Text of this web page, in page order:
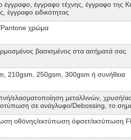
έγγραφο, έγγραφο τέχνης, έγγραφο της
έγγραφο ειδικότητας
χρώμα
βασισμένος στα αιτήματά σας
210gsm, 250gsm, 300gsm ή συνήθεια
ελασματοποίηση μεταλλινών, χρυσή/
σε ανάγλυφο/Debossing, το
οθόνης/εκτύπωση όφσετ/εκτύπωση